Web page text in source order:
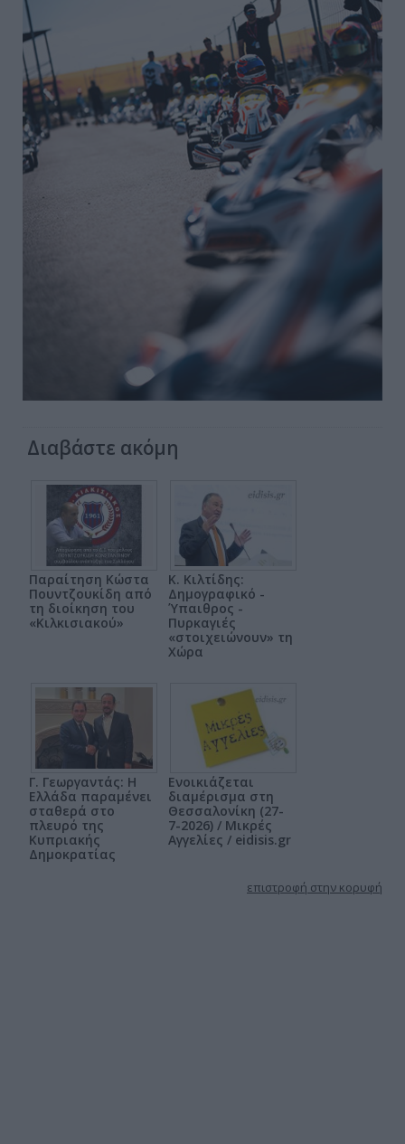
Διαβάστε ακόμη
Παραίτηση Κώστα
Πουντζουκίδη από
τη διοίκηση του
«Κιλκισιακού»
Κ. Κιλτίδης:
Δημογραφικό -
Ύπαιθρος -
Πυρκαγιές
«στοιχειώνουν» τη
Χώρα
Γ. Γεωργαντάς: Η
Ελλάδα παραμένει
σταθερά στο
πλευρό της
Κυπριακής
Δημοκρατίας
Ενοικιάζεται
διαμέρισμα στη
Θεσσαλονίκη (27-
7-2026) / Μικρές
Αγγελίες / eidisis.gr
επιστροφή στην κορυφή